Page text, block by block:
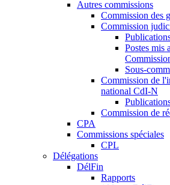
Autres commissions
Commission des
Commission
Postes mis
Sous-
Commission de
national CdI-N
Commission de
CPA
Commissions spéciales
CPL
Délégations
DélFin
Rapports